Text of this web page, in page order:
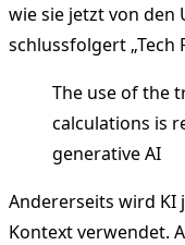
wie sie jetzt von den
schlussfolgert „Tech
The use of the
calculations is
generative AI
Andererseits wird KI
Kontext verwendet.